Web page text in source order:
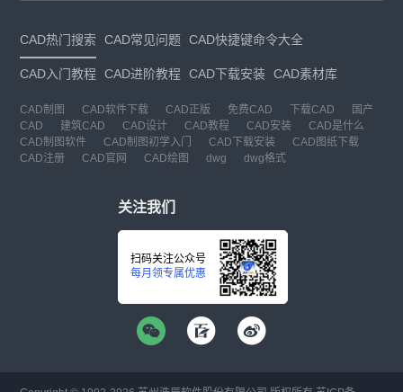
CAD热门搜索 CAD常见问题 CAD快捷键命令大全
CAD入门教程 CAD进阶教程 CAD下载安装 CAD素材库
CAD制图 CAD软件下载 CAD正版 免费CAD 下载CAD
国产
CAD
建筑CAD CAD设计 CAD教程 CAD安装
CAD是什么
CAD制图软件
CAD制图初学入门 CAD下载安装
CAD图纸下载
CAD注册
CAD官网 CAD绘图 dwg dwg格式
关注我们
扫码关注公众号
每月领专属优惠